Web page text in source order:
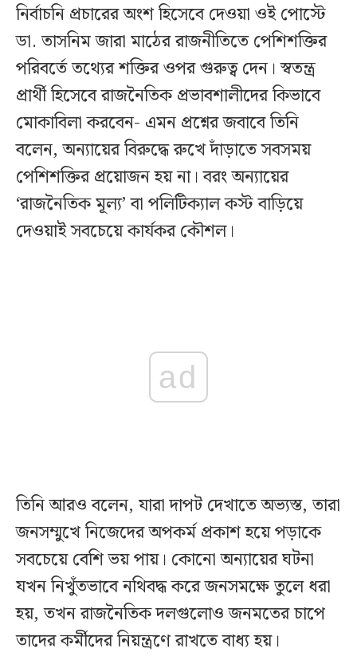
নির্বাচনি প্রচারের অংশ হিসেবে দেওয়া ওই পোস্টে
ডা. তাসনিম জারা মাঠের রাজনীতিতে পেশিশক্তির
পরিবর্তে তথ্যের শক্তির ওপর গুরুত্ব দেন। স্বতন্ত্র
প্রার্থী হিসেবে রাজনৈতিক প্রভাবশালীদের কিভাবে
মোকাবিলা করবেন- এমন প্রশ্নের জবাবে তিনি
বলেন, অন্যায়ের বিরুদ্ধে রুখে দাঁড়াতে সবসময়
পেশিশক্তির প্রয়োজন হয় না। বরং অন্যায়ের
‘রাজনৈতিক মূল্য’ বা পলিটিক্যাল কস্ট বাড়িয়ে
দেওয়াই সবচেয়ে কার্যকর কৌশল।
ad
তিনি আরও বলেন, যারা দাপট দেখাতে অভ্যস্ত, তারা
জনসম্মুখে নিজেদের অপকর্ম প্রকাশ হয়ে পড়াকে
সবচেয়ে বেশি ভয় পায়। কোনো অন্যায়ের ঘটনা
যখন নিখুঁতভাবে নথিবদ্ধ করে জনসমক্ষে তুলে ধরা
হয়, তখন রাজনৈতিক দলগুলোও জনমতের চাপে
তাদের কর্মীদের নিয়ন্ত্রণে রাখতে বাধ্য হয়।